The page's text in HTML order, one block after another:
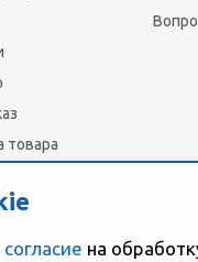
согласие на
товара